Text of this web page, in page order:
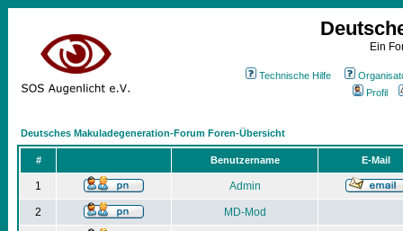
Ein
Technische Hilfe
Profil
Deutsches Makuladegeneration-Forum Foren-Übersicht
# Benutzername E-Mail
1 Admin
2 MD-Mod